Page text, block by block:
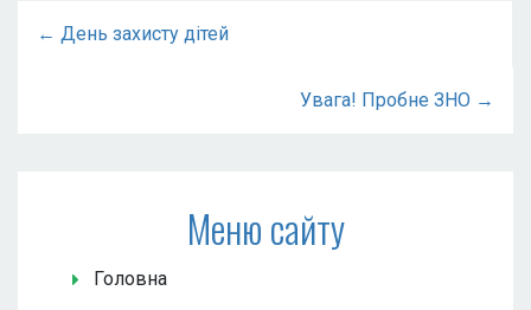
← День захисту дітей
Увага! Пробне ЗНО →
Меню сайту
Головна